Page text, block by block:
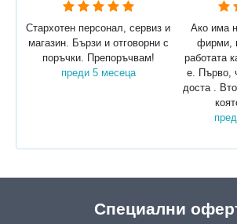
Стархотен персонал, сервиз и
магазин. Бързи и отговорни с
поръчки. Препоръчвам!
преди 5 месеца
Ако има
фирми,
работата
е. Първо,
доста .
Специални